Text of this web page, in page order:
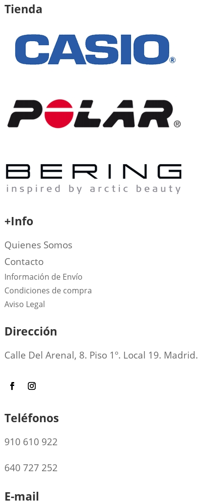
Tienda
+Info
Quienes Somos
Contacto
Información de Envío
Condiciones de compra
Aviso Legal
Dirección
Calle Del Arenal, 8. Piso 1º. Local 19. Madrid.
Teléfonos
910 610 922
640 727 252
E-mail